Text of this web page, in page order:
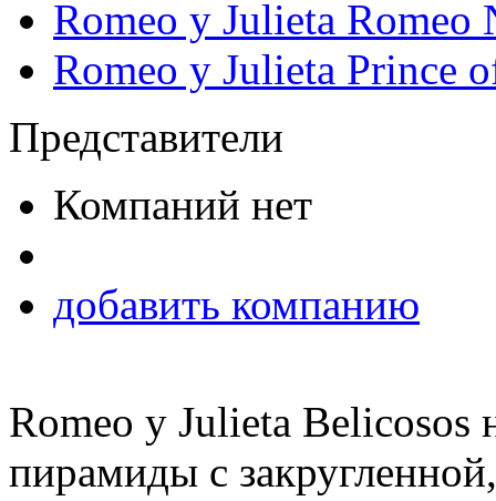
Romeo y Julieta Romeo
Romeo y Julieta Prince
Представители
Компаний нет
добавить компанию
Romeo y Julieta Belicosos
пирамиды с